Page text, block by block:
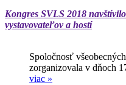
Kongres SVLS 2018
vystavovateľov a hostí
Spoločnosť
zorganizovala v dňoch
viac »